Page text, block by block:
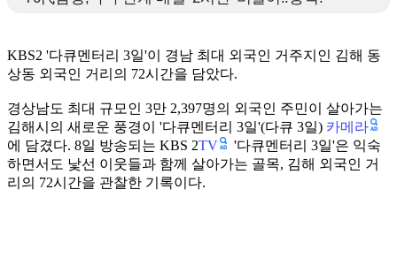
KBS2 '다큐멘터리 3일'이 경남 최대 외국인 거주지인 김해 동
상동 외국인 거리의 72시간을 담았다.
경상남도 최대 규모인 3만 2,397명의 외국인 주민이 살아가는
김해시의 새로운 풍경이 '다큐멘터리 3일'(다큐 3일) 카메라
에 담겼다. 8일 방송되는 KBS 2TV
'다큐멘터리 3일'은 익숙
하면서도 낯선 이웃들과 함께 살아가는 골목, 김해 외국인 거
리의 72시간을 관찰한 기록이다.